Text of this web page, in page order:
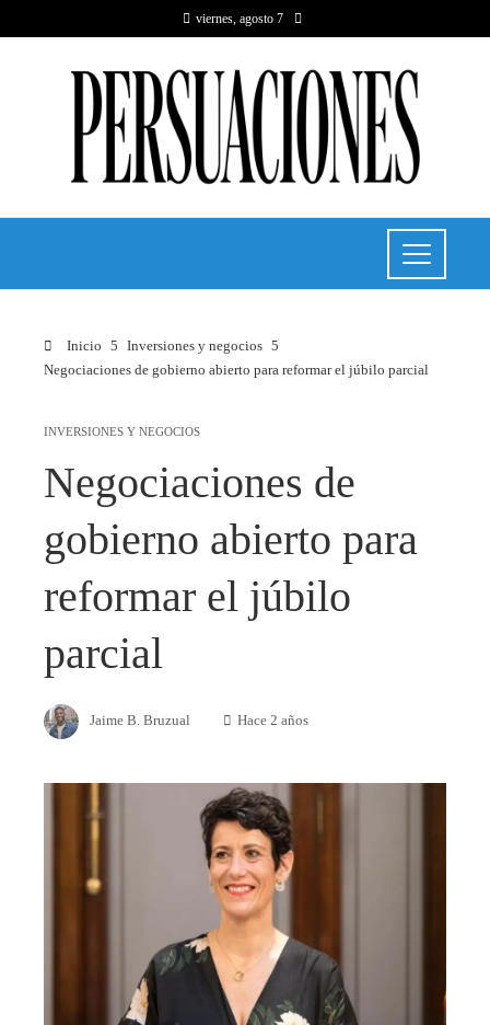
viernes, agosto 7
Inicio
Inversiones y negocios
Negociaciones de gobierno abierto para reformar el júbilo parcial
INVERSIONES Y NEGOCIOS
Negociaciones de
gobierno abierto para
reformar el júbilo
parcial
Jaime B. Bruzual Hace 2 años